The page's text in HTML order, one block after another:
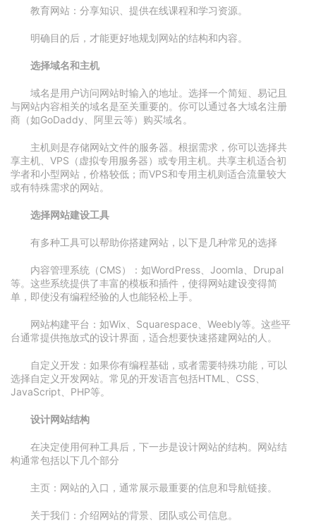
教育网站：分享知识、提供在线课程和学习资源。
明确目的后，才能更好地规划网站的结构和内容。
选择域名和主机
域名是用户访问网站时输入的地址。选择一个简短、易记且
与网站内容相关的域名是至关重要的。你可以通过各大域名注册
商（如GoDaddy、阿里云等）购买域名。
主机则是存储网站文件的服务器。根据需求，你可以选择共
享主机、VPS（虚拟专用服务器）或专用主机。共享主机适合初
学者和小型网站，价格较低；而VPS和专用主机则适合流量较大
或有特殊需求的网站。
选择网站建设工具
有多种工具可以帮助你搭建网站，以下是几种常见的选择
内容管理系统（CMS）：如WordPress、Joomla、Drupal
等。这些系统提供了丰富的模板和插件，使得网站建设变得简
单，即使没有编程经验的人也能轻松上手。
网站构建平台：如Wix、Squarespace、Weebly等。这些平
台通常提供拖放式的设计界面，适合想要快速搭建网站的人。
自定义开发：如果你有编程基础，或者需要特殊功能，可以
选择自定义开发网站。常见的开发语言包括HTML、CSS、
JavaScript、PHP等。
设计网站结构
在决定使用何种工具后，下一步是设计网站的结构。网站结
构通常包括以下几个部分
主页：网站的入口，通常展示最重要的信息和导航链接。
关于我们：介绍网站的背景、团队或公司信息。